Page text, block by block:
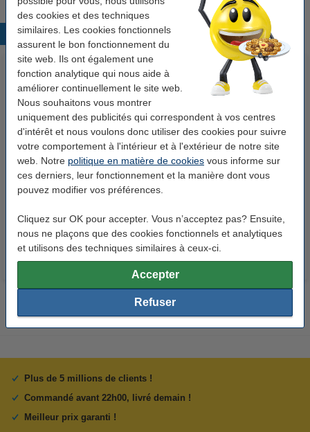
des cookies et des techniques
similaires. Les cookies fonctionnels
assurent le bon fonctionnement du
site web. Ils ont également une
fonction analytique qui nous aide à
améliorer continuellement le site web.
Nous souhaitons vous montrer
uniquement des publicités qui correspondent à vos centres
d'intérêt et nous voulons donc utiliser des cookies pour suivre
votre comportement à l'intérieur et à l'extérieur de notre site
web. Notre politique en matière de cookies vous informe sur
ces derniers, leur fonctionnement et la manière dont vous
pouvez modifier vos préférences.
Cliquez sur OK pour accepter. Vous n’acceptez pas? Ensuite,
nous ne plaçons que des cookies fonctionnels et analytiques
et utilisons des techniques similaires à ceux-ci.
Accepter
Refuser
Produits populaires
123encre perforatrice 1 trou 6
mm (6 feuilles)
Inclus : 21% de TVA
Offre : 3x 123encre pochette de
plastification pour document A5
30,95 € Inclus : 21% de TVA
Plus de 5 millions de clients !
Commandé avant 22h00, livré demain !
Meilleur prix garanti !